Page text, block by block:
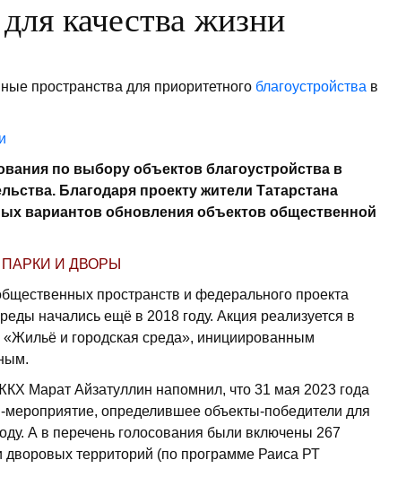
качества жизни
пространства для приоритетного благоустройства в
по выбору объектов благоустройства в
Благодаря проекту жители Татарстана
вариантов обновления объектов общественной
И ДВОРЫ
пространств и федерального проекта
начались ещё в 2018 году. Акция реализуется в
и городская среда», инициированным
Марат Айзатуллин напомнил, что 31 мая 2023 года
определившее объекты-победители для
А в перечень голосования были включены 267
территорий (по программе Раиса РТ